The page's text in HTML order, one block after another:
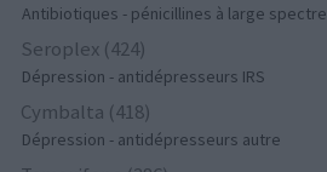
Antibiotiques - pénicillines à large spectre
Seroplex (424)
Dépression - antidépresseurs IRS
Cymbalta (418)
Dépression - antidépresseurs autre